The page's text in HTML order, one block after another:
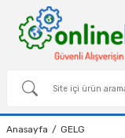
Anasayfa GELG